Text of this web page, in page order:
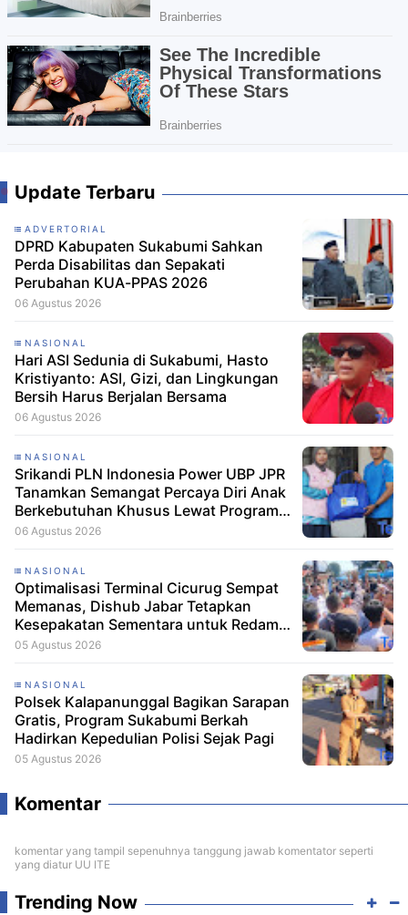
Update Terbaru
ADVERTORIAL
DPRD Kabupaten Sukabumi Sahkan
Perda Disabilitas dan Sepakati
Perubahan KUA-PPAS 2026
06 Agustus 2026
NASIONAL
Hari ASI Sedunia di Sukabumi, Hasto
Kristiyanto: ASI, Gizi, dan Lingkungan
Bersih Harus Berjalan Bersama
06 Agustus 2026
NASIONAL
Srikandi PLN Indonesia Power UBP JPR
Tanamkan Semangat Percaya Diri Anak
Berkebutuhan Khusus Lewat Program
Srikandi Mengajar
06 Agustus 2026
NASIONAL
Optimalisasi Terminal Cicurug Sempat
Memanas, Dishub Jabar Tetapkan
Kesepakatan Sementara untuk Redam
Ketegangan
05 Agustus 2026
NASIONAL
Polsek Kalapanunggal Bagikan Sarapan
Gratis, Program Sukabumi Berkah
Hadirkan Kepedulian Polisi Sejak Pagi
05 Agustus 2026
Komentar
komentar yang tampil sepenuhnya tanggung jawab komentator seperti
yang diatur UU ITE
Trending Now